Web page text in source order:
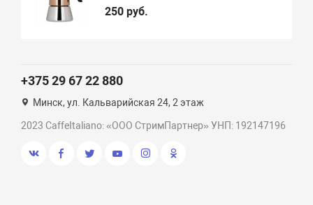
250 руб.
+375 29 67 22 880
Минск, ул. Кальварийская 24, 2 этаж
2023 CaffeItaliano: «ООО СтримПартнер» УНП: 192147196